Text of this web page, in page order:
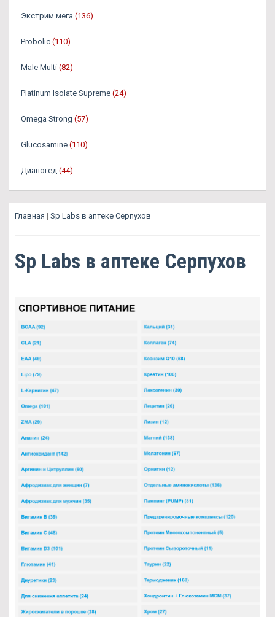
Экстрим мега (136)
Probolic (110)
Male Multi (82)
Platinum Isolate Supreme (24)
Omega Strong (57)
Glucosamine (110)
Дианогед (44)
Главная | Sp Labs в аптеке Серпухов
Sp Labs в аптеке Серпухов